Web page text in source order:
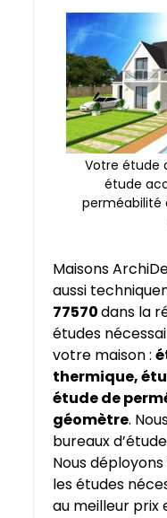
Votre étude
étude
perméabilité
Maisons
aussi
77570dans la
études
votre maison :
thermique,
étude de
géomètre.
bureaux
Nous
les études
au meilleur prix